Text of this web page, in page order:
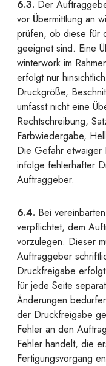
6.3. Der
vor Übermittlung an
prüfen, ob diese für
geeignet sind. Eine
winterwork im
erfolgt nur
Druckgröße,
umfasst nicht eine
Rechtschreibung,
Farbwiedergabe,
Die Gefahr etwaiger
infolge fehlerhafter
Auftraggeber.
6.4. Bei
verpflichtet, dem
vorzulegen. Dieser
Auftraggeber
Druckfreigabe
für jede Seite
Änderungen
der Druckfreigabe
Fehler an den
Fehler handelt, die
Fertigungsvorgang